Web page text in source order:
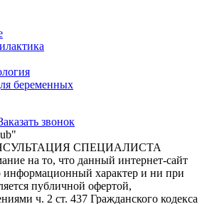
беременных
звонок
СПЕЦИАЛИСТА
на то, что данный интернет-сайт
информационный характер и ни при
публичной офертой,
ч. 2 ст. 437 Гражданского кодекса